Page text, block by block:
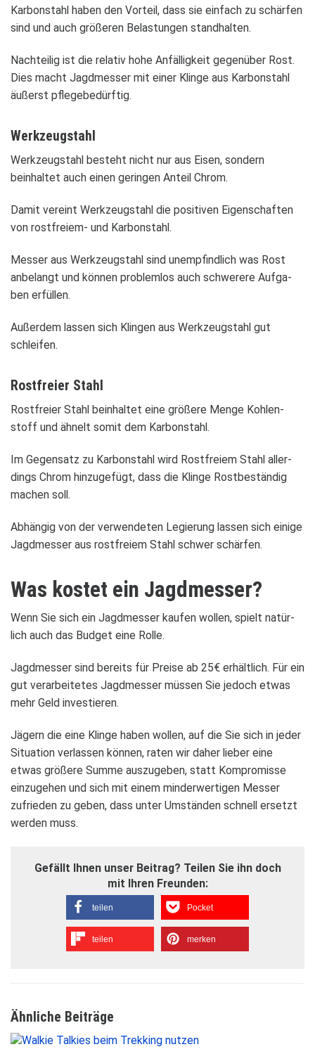
Kar­bon­stahl haben den Vor­teil, dass sie ein­fach zu schär­fen
sind und auch grö­ße­ren Belas­tun­gen stand­hal­ten.
Nach­tei­lig ist die rela­tiv hohe Anfäl­lig­keit gegen­über Rost.
Dies macht Jagd­mes­ser mit einer Klinge aus Kar­bon­stahl
äußerst pfle­ge­be­dürf­tig.
Werk­zeug­stahl
Werk­zeug­stahl besteht nicht nur aus Eisen, son­dern
beinhal­tet auch einen gerin­gen Anteil Chrom.
Damit ver­eint Werk­zeug­stahl die posi­ti­ven Eigen­schaf­ten
von rost­freiem- und Kar­bon­stahl.
Mes­ser aus Werk­zeug­stahl sind unemp­find­lich was Rost
anbe­langt und kön­nen pro­blem­los auch schwe­rere Auf­ga­
ben erfül­len.
Außer­dem las­sen sich Klin­gen aus Werk­zeug­stahl gut
schlei­fen.
Rost­freier Stahl
Rost­freier Stahl beinhal­tet eine grö­ßere Menge Koh­len­
stoff und ähnelt somit dem Kar­bon­stahl.
Im Gegen­satz zu Kar­bon­stahl wird Rost­freiem Stahl aller­
dings Chrom hin­zu­ge­fügt, dass die Klinge Rost­be­stän­dig
machen soll.
Abhän­gig von der ver­wen­de­ten Legie­rung las­sen sich einige
Jagd­mes­ser aus rost­freiem Stahl schwer schär­fen.
Was kos­tet ein Jagd­mes­ser?
Wenn Sie sich ein Jagd­mes­ser kau­fen wol­len, spielt natür­
lich auch das Bud­get eine Rolle.
Jagd­mes­ser sind bereits für Preise ab 25€ erhält­lich. Für ein
gut ver­ar­bei­te­tes Jagd­mes­ser müs­sen Sie jedoch etwas
mehr Geld inves­tie­ren.
Jägern die eine Klinge haben wol­len, auf die Sie sich in jeder
Situa­tion ver­las­sen kön­nen, raten wir daher lie­ber eine
etwas grö­ßere Summe aus­zu­ge­ben, statt Kom­pro­misse
ein­zu­ge­hen und sich mit einem min­der­wer­ti­gen Mes­ser
zufrie­den zu geben, dass unter Umstän­den schnell ersetzt
wer­den muss.
Gefällt Ihnen unser Bei­trag? Tei­len Sie ihn doch
mit Ihren Freun­den:
tei­len Pocket
tei­len mer­ken
Ähnliche Beiträge